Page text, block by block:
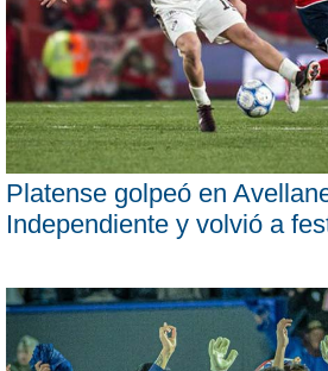
Platense golpeó en
Independiente y volvió a